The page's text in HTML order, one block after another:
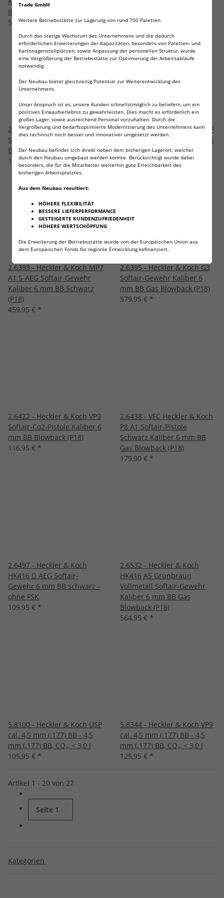
Trade GmbH
Weitere Betriebsstätte zur Lagerung von rund 700 Paletten.
Durch das stetige Wachstum des Unternehmens und die dadurch
erforderlichen Erweiterungen der Kapazitäten, besonders von Paletten- und
Kartonagenstellplätzen, sowie Anpassung der personellen Struktur, wurde
eine Vergrößerung der Betriebsstätte zur Optimierung der Arbeitsabläufe
notwendig.
Der Neubau bietet gleichzeitig Potential zur Weiterentwicklung des
Unternehmens.
Unser Anspruch ist es, unsere Kunden schnellstmöglich zu beliefern, um ein
positives Einkaufserlebnis zu gewährleisten. Dies macht es erforderlich ein
großes Lager, sowie ausreichend Personal vorzuhalten. Durch die
Vergrößerung und bedarfsoptimierte Modernisierung des Unternehmens kann
dies technisch noch besser und innovativer umgesetzt werden.
Der Neubau befindet sich direkt neben dem bisherigen Lagerort, welcher
durch den Neubau umgebaut werden konnte. Berücksichtigt wurde dabei
besonders, die für die Mitarbeiter weiterhin gute Erreichbarkeit des
bisherigen Arbeitsplatztes.
Aus dem Neubau resultiert:
HÖHERE FLEXIBILITÄT
BESSERE LIEFERPERFORMANCE
GESTEIGERTE KUNDENZUFRIEDENHEIT
HÖHERE WERTSCHÖPFUNG
Die Erweiterung der Betriebsstätte wurde von der Europäischen Union aus
dem Europäischen Fonds für regionle Entwicklung kofinanziert.
Blowback (P18)
509,95 € *
748,95 €*
2.6334 - Heckler & Koch VP9
Softair-Pistole Kaliber 6 mm
BB Gas Blowback (P18)
169,90 €*
2.6356 - Heckler & Koch USP
Softair-Co2-Pistole Kaliber 6
mm Blowback (P18)
149,90 €*
2.6393 - Heckler & Koch MP7
A1 S-AEG Softair-Gewehr
Kaliber 6 mm BB Schwarz
(P18)
459,95 € *
2.6395 - Heckler & Koch G3
Softair-Gewehr Kaliber 6
mm BB Gas Blowback (P18)
579,95 € *
2.6422 - Heckler & Koch VP9
Softair-Co2-Pistole Kaliber 6
mm BB Blowback (P18)
116,95 € *
2.6438 - VFC Heckler & Koch
P8 A1 Softair-Pistole
Schwarz Kaliber 6 mm BB
Gas Blowback (P18)
179,90 € *
2.6497 - Heckler & Koch
HK416 D AEG Softair-
Gewehr 6 mm BB schwarz -
ohne FSK
109,95 € *
2.6532 - Heckler & Koch
HK416 A5 Grünbraun
Vollmetall Softair-Gewehr
Kaliber 6 mm BB Gas
Blowback (P18)
564,95 € *
5.8100 - Heckler & Koch USP
cal. 4,5 mm (.177) BB - 4,5
mm (.177) BB, CO₂, < 3,0 J
105,95 € *
5.8344 - Heckler & Koch VP9
cal. 4,5 mm (.177) BB - 4,5
mm (.177) BB, CO₂, < 3,0 J
125,95 € *
Artikel 1 - 20 von 27
Seite 1
Kategorien